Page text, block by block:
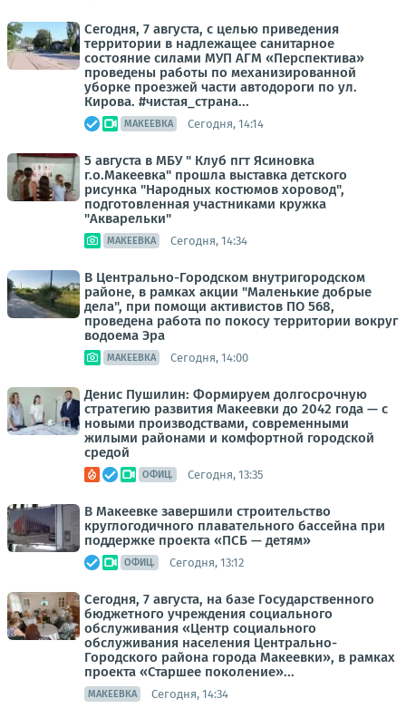
Сегодня, 7 августа, с целью приведения
территории в надлежащее санитарное
состояние силами МУП АГМ «Перспектива»
проведены работы по механизированной
уборке проезжей части автодороги по ул.
Кирова. #чистая_страна...
МАКЕЕВКА Сегодня, 14:14
5 августа в МБУ " Клуб пгт Ясиновка
г.о.Макеевка" прошла выставка детского
рисунка "Народных костюмов хоровод",
подготовленная участниками кружка
"Акварельки"
МАКЕЕВКА Сегодня, 14:34
В Центрально-Городском внутригородском
районе, в рамках акции "Маленькие добрые
дела", при помощи активистов ПО 568,
проведена работа по покосу территории вокруг
водоема Эра
МАКЕЕВКА Сегодня, 14:00
Денис Пушилин: Формируем долгосрочную
стратегию развития Макеевки до 2042 года — с
новыми производствами, современными
жилыми районами и комфортной городской
средой
ОФИЦ. Сегодня, 13:35
В Макеевке завершили строительство
круглогодичного плавательного бассейна при
поддержке проекта «ПСБ — детям»
ОФИЦ. Сегодня, 13:12
Сегодня, 7 августа, на базе Государственного
бюджетного учреждения социального
обслуживания «Центр социального
обслуживания населения Центрально-
Городского района города Макеевки», в рамках
проекта «Старшее поколение»...
МАКЕЕВКА Сегодня, 14:34